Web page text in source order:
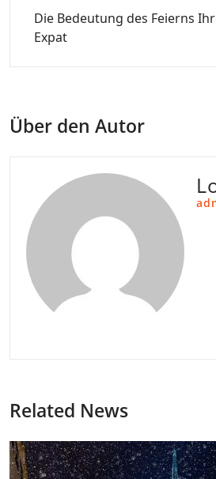
Die Bedeutung des Feierns
Expat
Über den Autor
Related News